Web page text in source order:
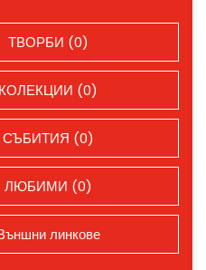
ТВОРБИ (0)
КОЛЕКЦИИ (0)
СЪБИТИЯ (0)
ЛЮБИМИ (0)
линкове